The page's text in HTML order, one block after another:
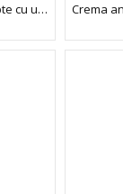
Crema antirid de noapte cu ulei de argan, Dr. Scheller, 50 ml